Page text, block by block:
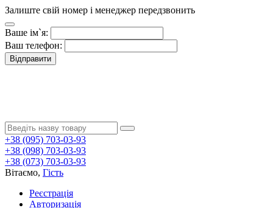
Залиште свій номер і менеджер передзвонить
Ваше ім`я:
Ваш телефон:
Відправити
+38 (095) 703-03-93
+38 (098) 703-03-93
+38 (073) 703-03-93
Вітаємо, Гість
Реєстрація
Авторизація